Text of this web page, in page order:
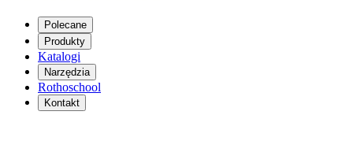
Polecane
Produkty
Katalogi
Narzędzia
Rothoschool
Kontakt